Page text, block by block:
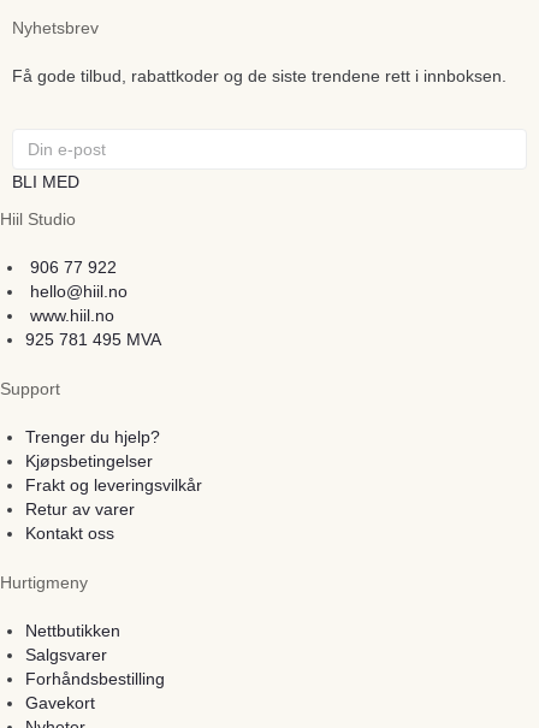
Nyhetsbrev
Få gode tilbud, rabattkoder og de siste trendene rett i innboksen.
BLI MED
Hiil Studio
906 77 922
hello@hiil.no
www.hiil.no
925 781 495 MVA
Support
Trenger du hjelp?
Kjøpsbetingelser
Frakt og leveringsvilkår
Retur av varer
Kontakt oss
Hurtigmeny
Nettbutikken
Salgsvarer
Forhåndsbestilling
Gavekort